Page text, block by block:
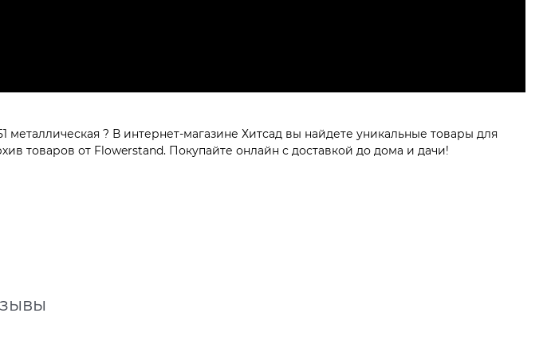
? В интернет-магазине Хитсад вы найдете уникальные товары для
товаров от Flowerstand. Покупайте онлайн с доставкой до дома и дачи!